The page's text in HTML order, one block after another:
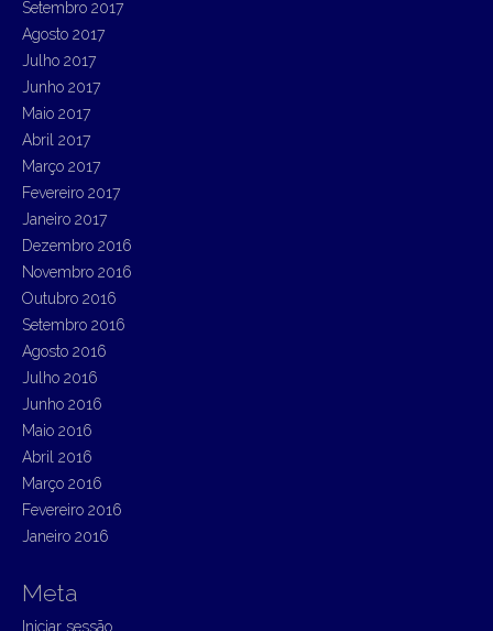
Setembro 2017
Agosto 2017
Julho 2017
Junho 2017
Maio 2017
Abril 2017
Março 2017
Fevereiro 2017
Janeiro 2017
Dezembro 2016
Novembro 2016
Outubro 2016
Setembro 2016
Agosto 2016
Julho 2016
Junho 2016
Maio 2016
Abril 2016
Março 2016
Fevereiro 2016
Janeiro 2016
Meta
Iniciar sessão